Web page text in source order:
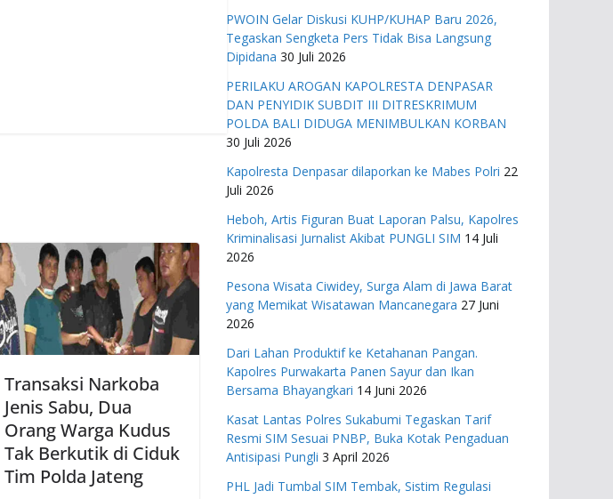
Transaksi Narkoba
Jenis Sabu, Dua
Orang Warga Kudus
Tak Berkutik di Ciduk
Tim Polda Jateng
PWOIN Gelar Diskusi KUHP/KUHAP Baru 2026,
Tegaskan Sengketa Pers Tidak Bisa Langsung
Dipidana 30 Juli 2026
PERILAKU AROGAN KAPOLRESTA DENPASAR
DAN PENYIDIK SUBDIT III DITRESKRIMUM
POLDA BALI DIDUGA MENIMBULKAN KORBAN
30 Juli 2026
Kapolresta Denpasar dilaporkan ke Mabes Polri 22
Juli 2026
Heboh, Artis Figuran Buat Laporan Palsu, Kapolres
Kriminalisasi Jurnalist Akibat PUNGLI SIM 14 Juli
2026
Pesona Wisata Ciwidey, Surga Alam di Jawa Barat
yang Memikat Wisatawan Mancanegara 27 Juni
2026
Dari Lahan Produktif ke Ketahanan Pangan.
Kapolres Purwakarta Panen Sayur dan Ikan
Bersama Bhayangkari 14 Juni 2026
Kasat Lantas Polres Sukabumi Tegaskan Tarif
Resmi SIM Sesuai PNBP, Buka Kotak Pengaduan
Antisipasi Pungli 3 April 2026
PHL Jadi Tumbal SIM Tembak, Sistim Regulasi